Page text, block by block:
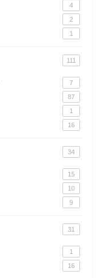
4
2
1
111
7
87
1
16
34
15
10
9
31
1
16